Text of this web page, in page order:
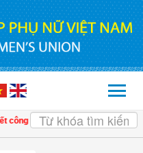
tác Hội và phong trào phụ nữ 6